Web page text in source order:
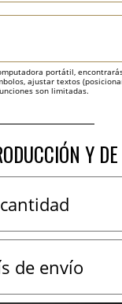
portátil,
ajustar textos
son limitadas.
Y